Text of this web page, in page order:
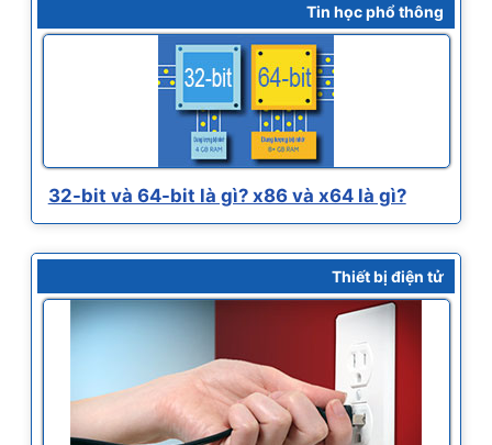
Tin học phổ thông
32-bit và 64-bit là gì? x86 và x64 là gì?
Thiết bị điện tử